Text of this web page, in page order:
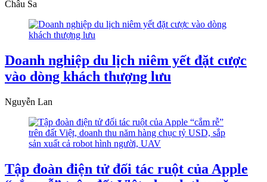
Châu Sa
Doanh nghiệp du lịch niêm yết đặt cược
vào dòng khách thượng lưu
Nguyễn Lan
Tập đoàn điện tử đối tác ruột của Apple